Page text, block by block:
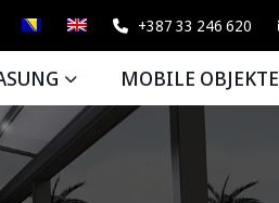
+387 33 246 620
MOBILE OBJEKTE